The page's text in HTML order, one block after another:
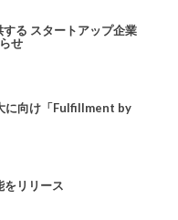
る スタートアップ企業
せ
に向け「Fulfillment by
をリリース